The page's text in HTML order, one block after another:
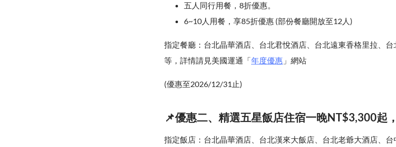
五人同行用餐，8折優惠。
6~10人用餐，享85折優惠 (部份餐廳開放至12人)
指定餐廳：台北晶華酒店、台北君悅酒店、台北遠東香格里拉、台
等，詳情請見美國運通「年度優惠 」網站
(優惠至2026/12/31止)
📌優惠二、精選五星飯店住宿一晚NT$3,300起
指定飯店：台北晶華酒店、台北漢來大飯店、台北老爺大酒店、